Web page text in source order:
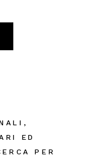
,
ED
PER